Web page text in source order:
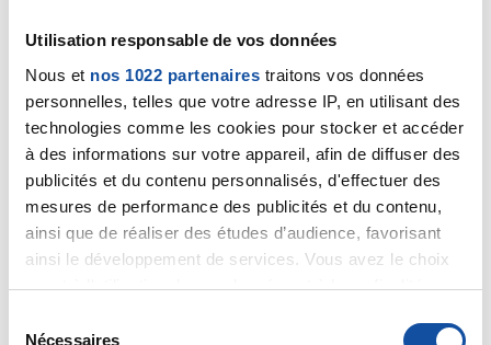
Utilisation responsable de vos données
Nous et nos 1022 partenaires traitons vos données
personnelles, telles que votre adresse IP, en utilisant des
technologies comme les cookies pour stocker et accéder
à des informations sur votre appareil, afin de diffuser des
publicités et du contenu personnalisés, d'effectuer des
mesures de performance des publicités et du contenu,
ainsi que de réaliser des études d’audience, favorisant
ainsi le développement de services. Vous avez le choix
quant à l'utilisation de vos données et à leurs finalités.
tout moment en consultant la Déclaration relative aux
Nécessaires
Dr Marceau
Citer
kim_rouen
15/08/2024 - 08:59